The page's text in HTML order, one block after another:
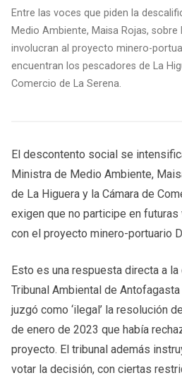
Entre las voces que piden la
Medio Ambiente, Maisa Rojas,
involucran al proyecto minero-
encuentran los pescadores de La
Comercio de La Serena.
El descontento social se
Ministra de Medio Ambiente,
de La Higuera y la Cámara de
exigen que no participe en
con el proyecto minero-portuario
Esto es una respuesta directa a
Tribunal Ambiental de
juzgó como ‘ilegal’ la resolución
de enero de 2023 que había
proyecto. El tribunal además
votar la decisión, con ciertas